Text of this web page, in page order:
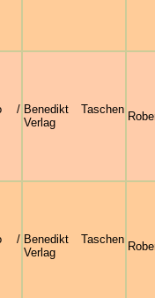
/ Benedikt Taschen
Verlag
/ Benedikt Taschen
Verlag